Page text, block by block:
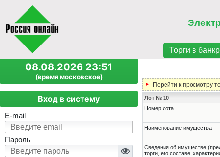
Торги в
08.08.2026 23:51
(время московское)
Вход в систему
E-mail
Пароль
Перейти к просмотру
Лот № 10
Номер лота
Наименование имущества
Cведения об имуществе
торги, его составе,